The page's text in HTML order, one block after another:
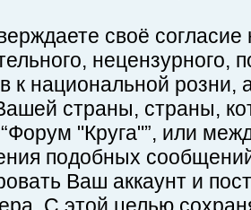
своё
нецензурного,
к национальной
страны, страны,
"Круга"”, или
подобных
Ваш аккаунт и